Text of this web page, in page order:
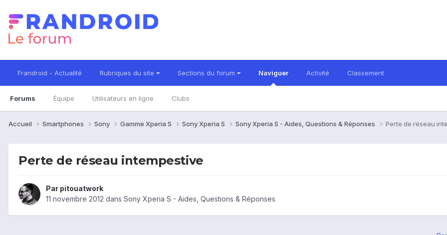
Frandroid - Actualité Rubriques du site Sections du forum Naviguer
Forums Équipe Utilisateurs en ligne Clubs
Activité Classement
Accueil Smartphones Sony Gamme Xperia S Sony Xperia S Sony Xperia S - Aides, Questions & Réponses Perte de réseau
Perte de réseau intempestive
Par pitouatwork
11 novembre 2012 dans Sony Xperia S - Aides, Questions & Réponses